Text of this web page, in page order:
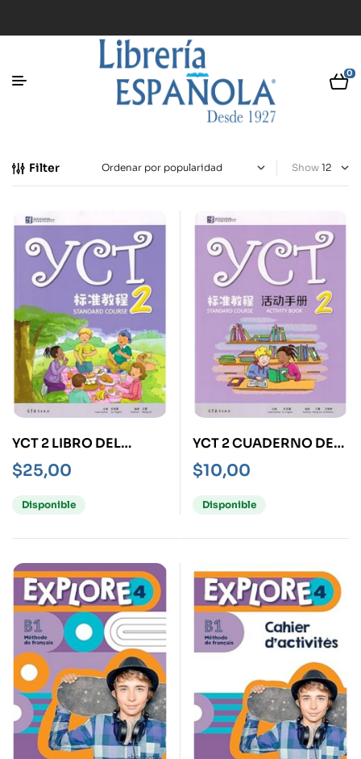
0
Filter Show
YCT 2 LIBRO DEL
ALUMNO
$25,00
Disponible
YCT 2 CUADERNO DE
ACTIVIDADES
$10,00
Disponible